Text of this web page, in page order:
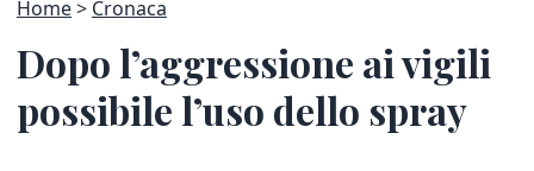
Home Cronaca
Dopo l’aggressione ai vigili
possibile l’uso dello spray